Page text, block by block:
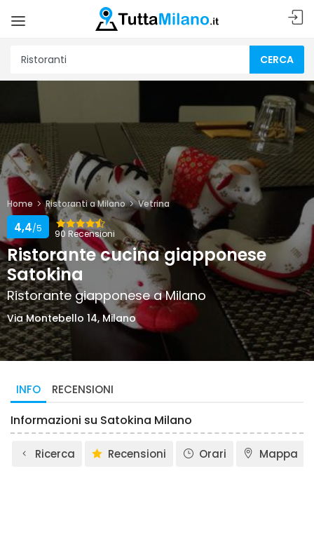
CERCA
Home Ristoranti a Milano Vetrina
90 Recensioni
4,4/5
Ristorante cucina giapponese
Satokina
Ristorante giapponese a Milano
Via Montebello 14, Milano
INFO RECENSIONI
Informazioni su Satokina Milano
Ricerca Recensioni Orari Mappa